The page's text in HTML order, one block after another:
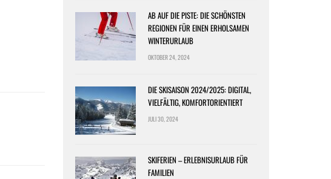
AB AUF DIE PISTE: DIE SCHÖNSTEN
REGIONEN FÜR EINEN ERHOLSAMEN
WINTERURLAUB
OKTOBER 24, 2024
DIE SKISAISON 2024/2025: DIGITAL,
VIELFÄLTIG, KOMFORTORIENTIERT
JULI 30, 2024
SKIFERIEN – ERLEBNISURLAUB FÜR
FAMILIEN